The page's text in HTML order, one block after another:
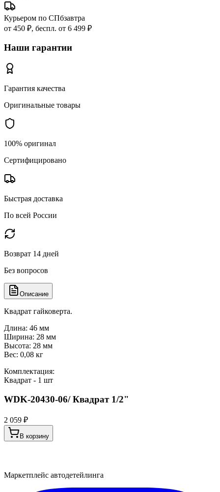
Курьером по СПбзавтра
от 450 ₽, беспл. от 6 499 ₽
Наши гарантии
Гарантия качества
Оригинальные товары
100% оригинал
Сертифицировано
Быстрая доставка
По всей России
Возврат 14 дней
Без вопросов
Описание
Квадрат гайковерта.
Длина: 46 мм
Ширина: 28 мм
Высота: 28 мм
Вес: 0,08 кг
Комплектация:
Квадрат - 1 шт
WDK-20430-06/ Квадрат 1/2"
2 059 ₽
В корзину
Маркетплейс автодетейлинга